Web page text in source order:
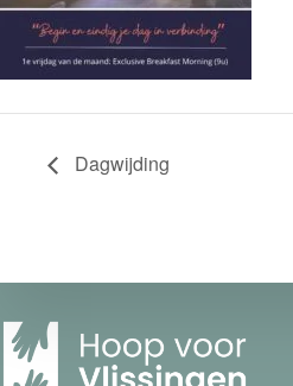
Dagwijding